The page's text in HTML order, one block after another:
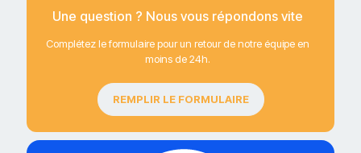
Une question ? Nous vous répondons vite
Complétez le formulaire pour un retour de notre équipe en
moins de 24h.
REMPLIR LE FORMULAIRE